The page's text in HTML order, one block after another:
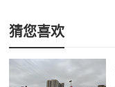
猜您喜欢